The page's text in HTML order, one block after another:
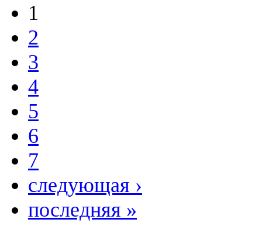
1
2
3
4
5
6
7
следующая ›
последняя »